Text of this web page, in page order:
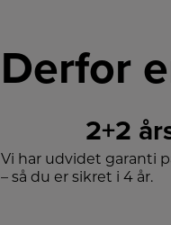
Derfor
2+2
Vi har udvidet garanti
– så du er sikret i 4 år.